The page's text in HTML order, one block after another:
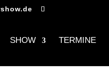
SHOW TERMINE